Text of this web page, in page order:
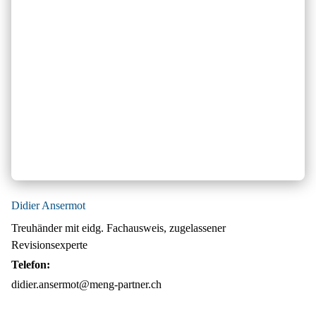
Didier Ansermot
Treuhänder mit eidg. Fachausweis, zugelassener
Revisionsexperte
Telefon:
didier.ansermot@meng-partner.ch